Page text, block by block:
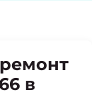
в